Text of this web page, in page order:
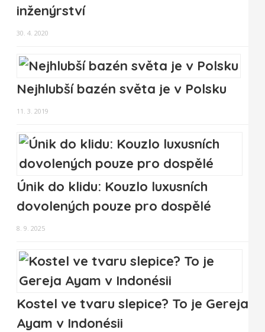
inženýrství
30. 4. 2020
Nejhlubší bazén světa je v Polsku
11. 3. 2019
Únik do klidu: Kouzlo luxusních
dovolených pouze pro dospělé
8. 9. 2025
Kostel ve tvaru slepice? To je Gereja
Ayam v Indonésii